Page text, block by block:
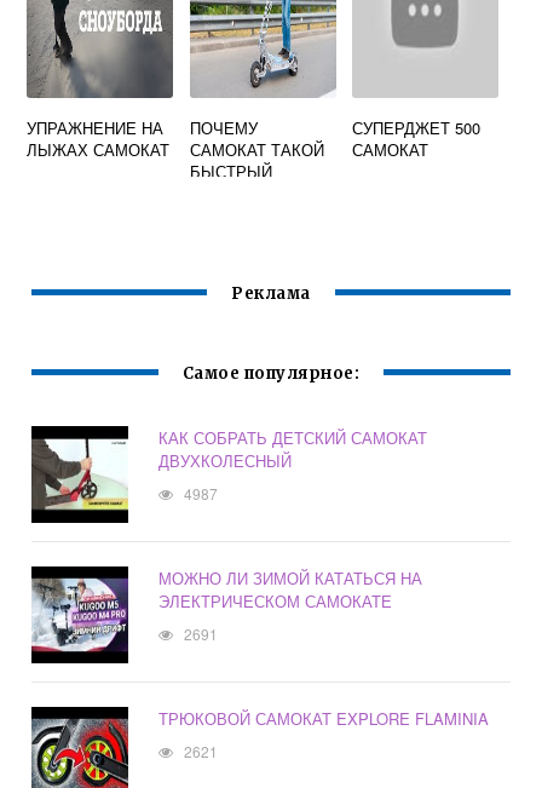
УПРАЖНЕНИЕ НА
ЛЫЖАХ САМОКАТ
ПОЧЕМУ
САМОКАТ ТАКОЙ
БЫСТРЫЙ
СУПЕРДЖЕТ 500
САМОКАТ
Реклама
Самое популярное:
КАК СОБРАТЬ ДЕТСКИЙ САМОКАТ
ДВУХКОЛЕСНЫЙ
4987
МОЖНО ЛИ ЗИМОЙ КАТАТЬСЯ НА
ЭЛЕКТРИЧЕСКОМ САМОКАТЕ
2691
ТРЮКОВОЙ САМОКАТ EXPLORE FLAMINIA
2621